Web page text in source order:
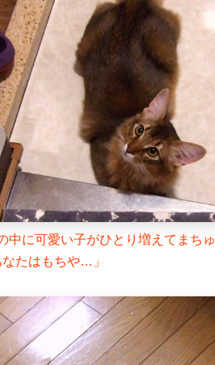
中に可愛い子がひとり増えてまちゅ
なたはもちや…」